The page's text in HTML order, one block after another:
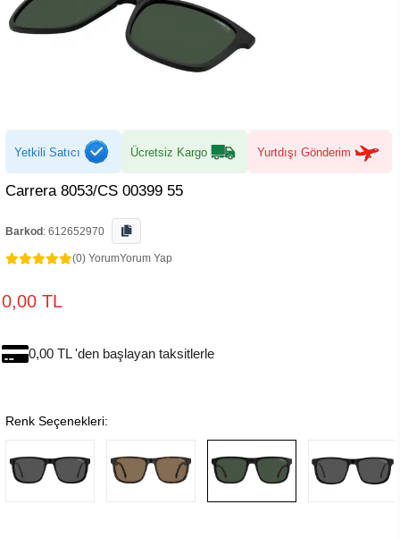
Yetkili Satıcı Ücretsiz Kargo Yurtdışı Gönderim
Carrera 8053/CS 00399 55
Barkod : 612652970
(0) YorumYorum Yap
0,00 TL
0,00 TL 'den başlayan taksitlerle
Renk Seçenekleri: